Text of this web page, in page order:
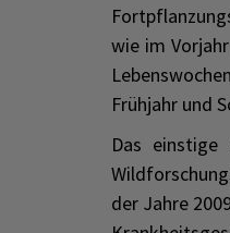
wie im
Frühjahr und
Das
der Jahre